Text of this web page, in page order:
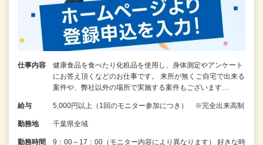
仕事内容
健康食品を食べたり化粧品を使用し、身体測定やアンケート
にお答え頂くなどのお仕事です。 来所が無くご自宅で出来る
案件や、弊社以外の場所で実施する案件もございます…
給与 5,000円以上（1回のモニター参加につき） ※完全出来高制
勤務地 千葉県全域
勤務時間
9：00～17：00（モニター内容により異なります） 好きな時